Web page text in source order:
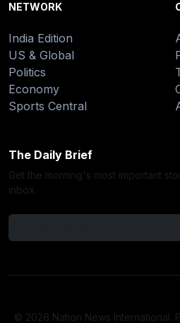
NETWORK
India Edition
US & Global
Politics
Economy
Sports Central
The Daily Brief
Get the morning's most important
inbox.
© 2026 Nation News International.